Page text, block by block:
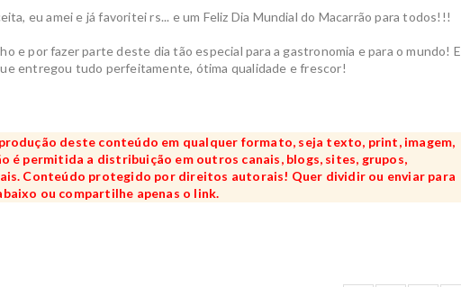
eu amei e já favoritei rs... e um Feliz Dia Mundial do Macarrão para todos!!!
e por fazer parte deste dia tão especial para a gastronomia e para o mundo! E
entregou tudo perfeitamente, ótima qualidade e frescor!
deste conteúdo em qualquer formato, seja texto, print, imagem,
é permitida a distribuição em outros canais, blogs, sites, grupos,
Conteúdo protegido por direitos autorais! Quer dividir ou enviar para
ou compartilhe apenas o link.